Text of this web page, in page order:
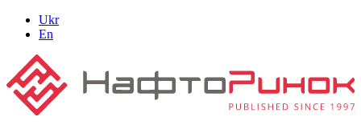
Ukr
En